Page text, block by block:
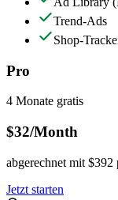
Trend-Ads
Shop-
Pro
4 Monate gratis
$32/Month
abgerechnet mit $392
Jetzt starten